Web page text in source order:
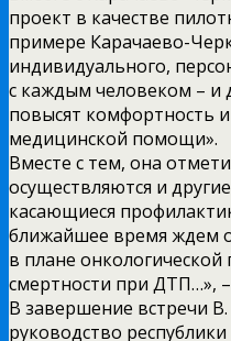
проект в качестве
примере Карачаево-
индивидуального,
с каждым человеком – и
повысят комфортность
медицинской помощи».
Вместе с тем, она
осуществляются и
касающиеся
ближайшее время ждем
в плане
смертности при ДТП…», –
В завершение встречи
руководство